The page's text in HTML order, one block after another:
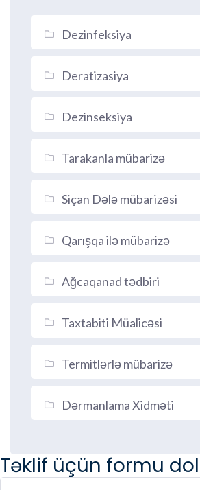
Dezinfeksiya
Deratizasiya
Dezinseksiya
Tarakanla mübarizə
Siçan Dələ mübarizəsi
Qarışqa ilə mübarizə
Ağcaqanad tədbiri
Taxtabiti Müalicəsi
Termitlərlə mübarizə
Dərmanlama Xidməti
Təklif üçün formu